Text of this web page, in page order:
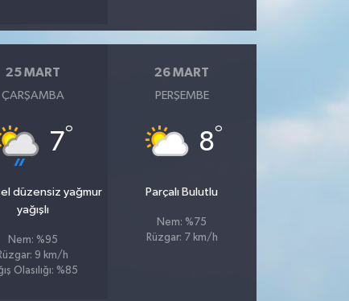
25 MART
ÇARŞAMBA
7°
düzensiz yağmur
yağışlı
Nem: %95
9 km/h
Olasılığı: %85
26 MART
PERŞEMBE
8°
Parçalı Bulutlu
Nem: %75
Rüzgar: 7 km/h